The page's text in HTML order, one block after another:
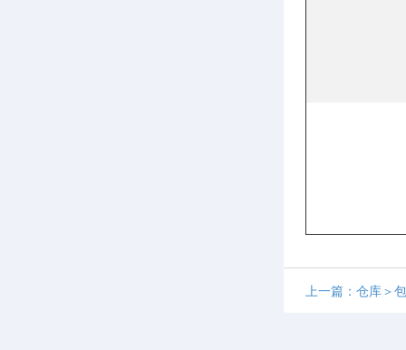
上一篇：仓库＞